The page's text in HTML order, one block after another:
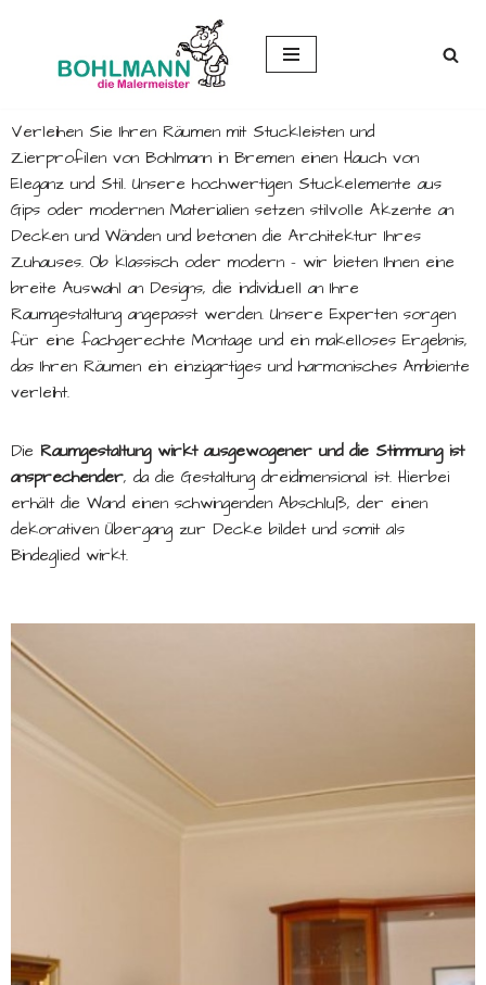
Verleihen Sie Ihren Räumen mit Stuckleisten und
Zierprofilen von Bohlmann in Bremen einen Hauch von
Eleganz und Stil. Unsere hochwertigen Stuckelemente aus
Gips oder modernen Materialien setzen stilvolle Akzente an
Decken und Wänden und betonen die Architektur Ihres
Zuhauses. Ob klassisch oder modern – wir bieten Ihnen eine
breite Auswahl an Designs, die individuell an Ihre
Raumgestaltung angepasst werden. Unsere Experten sorgen
für eine fachgerechte Montage und ein makelloses Ergebnis,
das Ihren Räumen ein einzigartiges und harmonisches Ambiente
verleiht.
Die Raumgestaltung wirkt ausgewogener und die Stimmung ist
ansprechender, da die Gestaltung dreidimensional ist. Hierbei
erhält die Wand einen schwingenden Abschluß, der einen
dekorativen Übergang zur Decke bildet und somit als
Bindeglied wirkt.